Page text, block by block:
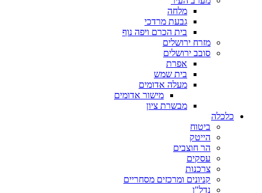
מלחה
גבעת מרדכי
בית הכרם ויפה נוף
מזרח ירושלים
סובב ירושלים
אפרת
בית שמש
מעלה אדומים
מישור אדומים
מבשרת ציון
כלכלה
ביטוח
הייטק
הר חוצבים
עסקים
צרכנות
קניונים ומרכזים מסחריים
נדל"ן